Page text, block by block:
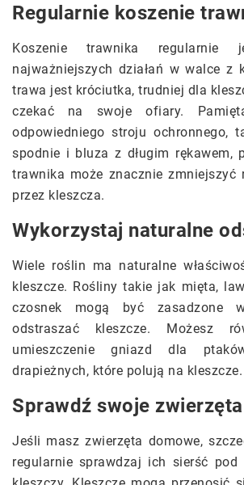
Regularnie koszenie
Koszenie trawnika
najważniejszych działań w walce z
trawa jest króciutka, trudniej dla
czekać na swoje ofiary.
odpowiedniego stroju ochronnego,
spodnie i bluza z długim rękawem,
trawnika może znacznie zmniejszyć
przez kleszcza.
Wykorzystaj naturalne
Wiele roślin ma naturalne
kleszcze. Rośliny takie jak mięta,
czosnek mogą być zasadzone
odstraszać kleszcze. Możesz
umieszczenie gniazd dla
drapieżnych, które polują na kleszcze.
Sprawdź swoje
Jeśli masz zwierzęta domowe,
regularnie sprawdzaj ich sierść pod